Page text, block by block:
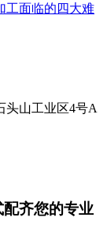
工面临的四大难
头山工业区4号A
齐您的专业